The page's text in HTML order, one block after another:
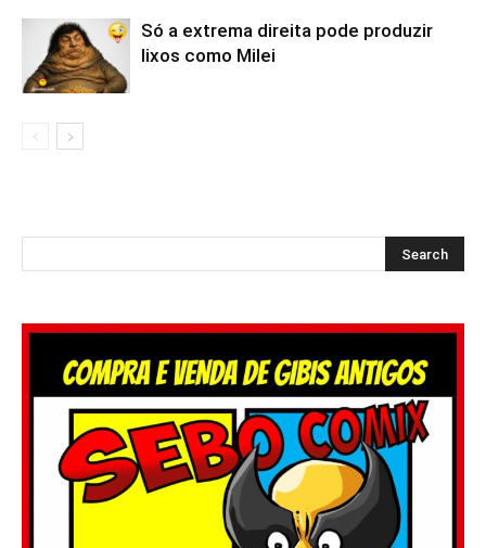
Só a extrema direita pode produzir
lixos como Milei